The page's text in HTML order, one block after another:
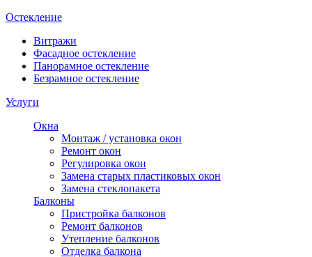
Остекление
Витражи
Фасадное остекление
Панорамное остекление
Безрамное остекление
Услуги
Окна
Монтаж / установка окон
Ремонт окон
Регулировка окон
Замена старых пластиковых окон
Замена стеклопакета
Балконы
Пристройка балконов
Ремонт балконов
Утепление балконов
Отделка балкона